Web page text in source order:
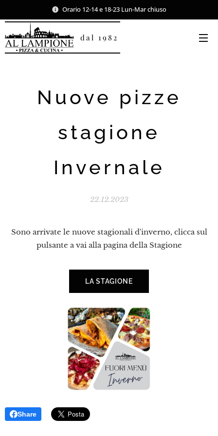
Orario 12-14 e 18-23 Lun-Mar chiuso
dal 1982
Nuove pizze
stagione
Invernale
22.12.2023
Sono arrivate le nuove stagionali d'inverno, clicca sul
pulsante a vai alla pagina della Stagione
LA STAGIONE
Share